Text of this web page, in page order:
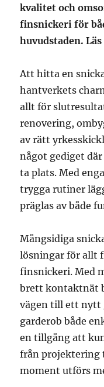
kvalitet och
finsnickeri för
huvudstaden.
Att hitta en
hantverkets
allt för
renovering,
av rätt
något gediget
ta plats. Med
trygga rutiner
präglas av både
Mångsidiga
lösningar för allt
finsnickeri. Med
brett kontaktnät
vägen till ett nytt
garderob både
en tillgång att
från projektering
moment utförs